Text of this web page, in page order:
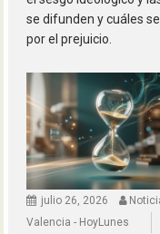
se difunden y cuáles
por el prejuicio.
julio 26, 2026
Valencia - HoyLunes